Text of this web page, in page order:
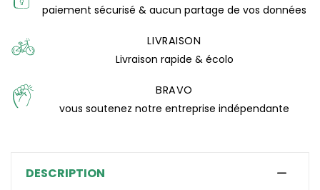
paiement sécurisé & aucun partage de vos données
LIVRAISON
Livraison rapide & écolo
BRAVO
vous soutenez notre entreprise indépendante
DESCRIPTION